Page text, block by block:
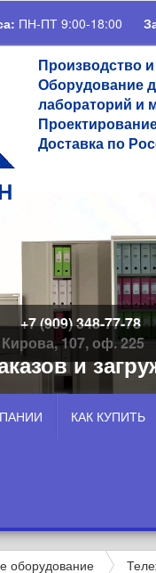
ПН-ПТ 9:00-18:00
Производство
Оборудование
лабораторий и
Доставка по
+7 (909) 348-77-78
107, оф. 225
и
КАК КУПИТЬ
оборудование